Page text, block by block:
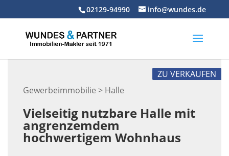
02129-94990 info@wundes.de
Gewerbeimmobilie > Halle
ZU VERKAUFEN
Vielseitig nutzbare Halle mit
angrenzemdem
hochwertigem Wohnhaus